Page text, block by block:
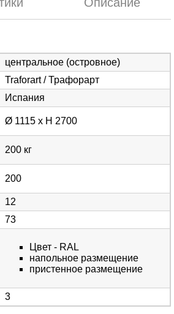
центральное (островное)
Traforart / Трафорарт
Испания
Ø 1115 х Н 2700
200 кг
200
12
73
Цвет - RAL
напольное размещение
пристенное размещение
3